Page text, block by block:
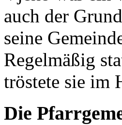
auch der
seine
Regelmäßig
tröstete sie
Die